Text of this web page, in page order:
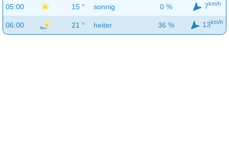
05:00 15 ° sonnig 0 % 7km/h
06:00 21 ° heiter 36 % 13km/h